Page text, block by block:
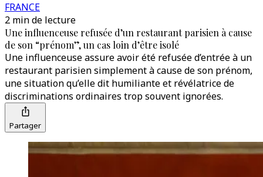
FRANCE
2 min de lecture
Une influenceuse refusée d’un restaurant parisien à cause
de son “prénom”, un cas loin d’être isolé
Une influenceuse assure avoir été refusée d’entrée à un
restaurant parisien simplement à cause de son prénom,
une situation qu’elle dit humiliante et révélatrice de
discriminations ordinaires trop souvent ignorées.
Partager